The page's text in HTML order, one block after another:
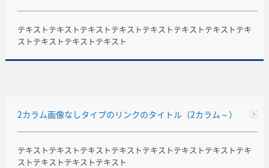
テキストテキストテキストテキストテキストテキストテキストテキ
ストテキストテキストテキスト
2カラム画像なしタイプのリンクのタイトル（2カラム～）
テキストテキストテキストテキストテキストテキストテキストテキ
ストテキストテキストテキスト